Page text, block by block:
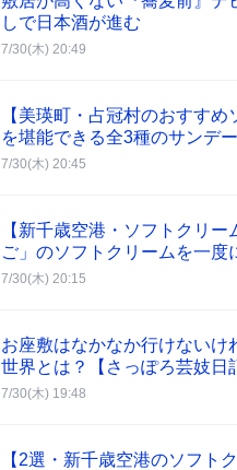
しで日本酒が進む
7/30(木) 20:49
【美瑛町・占冠村のおすす
を堪能できる全3種のサンデー
7/30(木) 20:45
【新千歳空港・ソフトクリ
ご」のソフトクリームを一度
7/30(木) 20:15
お座敷はなかなか行けない
世界とは？【さっぽろ芸妓日
7/30(木) 19:48
【2選・新千歳空港のソフト